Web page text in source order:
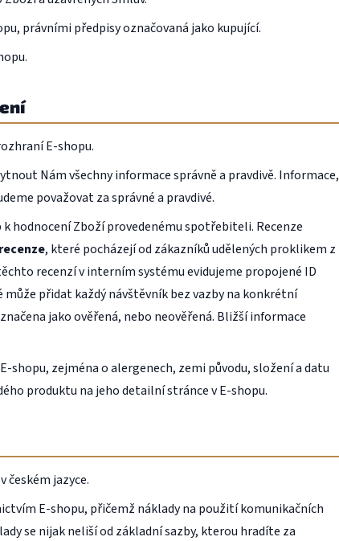
právními předpisy označovaná jako kupující.
E-shopu.
Nám všechny informace správně a pravdivě. Informace,
považovat za správné a pravdivé.
hodnocení Zboží provedenému spotřebiteli. Recenze
, které pocházejí od zákazníků udělených proklikem z
recenzí v interním systému evidujeme propojené ID
může přidat každý návštěvník bez vazby na konkrétní
jako ověřená, nebo neověřená. Bližší informace
shopu, zejména o alergenech, zemi původu, složení a datu
produktu na jeho detailní stránce v E-shopu.
českém jazyce.
E-shopu, přičemž náklady na použití komunikačních
se nijak neliší od základní sazby, kterou hradíte za